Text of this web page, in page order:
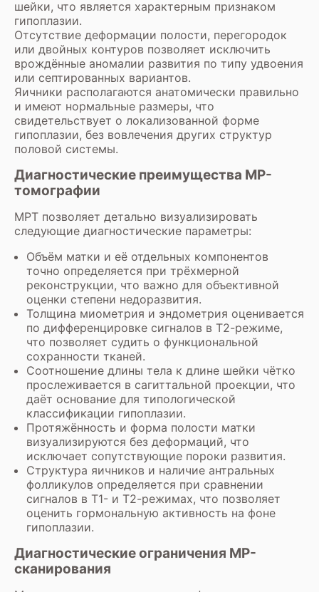
шейки, что является характерным признаком
гипоплазии.
Отсутствие деформации полости, перегородок
или двойных контуров позволяет исключить
врождённые аномалии развития по типу удвоения
или септированных вариантов.
Яичники располагаются анатомически правильно
и имеют нормальные размеры, что
свидетельствует о локализованной форме
гипоплазии, без вовлечения других структур
половой системы.
Диагностические преимущества МР-
томографии
МРТ позволяет детально визуализировать
следующие диагностические параметры:
Объём матки и её отдельных компонентов
точно определяется при трёхмерной
реконструкции, что важно для объективной
оценки степени недоразвития.
Толщина миометрия и эндометрия оценивается
по дифференцировке сигналов в Т2-режиме,
что позволяет судить о функциональной
сохранности тканей.
Соотношение длины тела к длине шейки чётко
прослеживается в сагиттальной проекции, что
даёт основание для типологической
классификации гипоплазии.
Протяжённость и форма полости матки
визуализируются без деформаций, что
исключает сопутствующие пороки развития.
Структура яичников и наличие антральных
фолликулов определяется при сравнении
сигналов в Т1- и Т2-режимах, что позволяет
оценить гормональную активность на фоне
гипоплазии.
Диагностические ограничения МР-
сканирования